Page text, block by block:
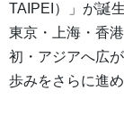
TAIPEI）」が誕生
東京・上海・香
初・アジアへ広
歩みをさらに進め